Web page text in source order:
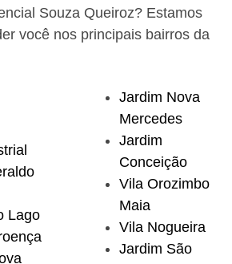
Souza Queiroz? Estamos
você nos principais bairros da
Lago
Jardim Nova
Mercedes
Jardim
Conceição
Vila Orozimbo
Maia
Vila Nogueira
Jardim São